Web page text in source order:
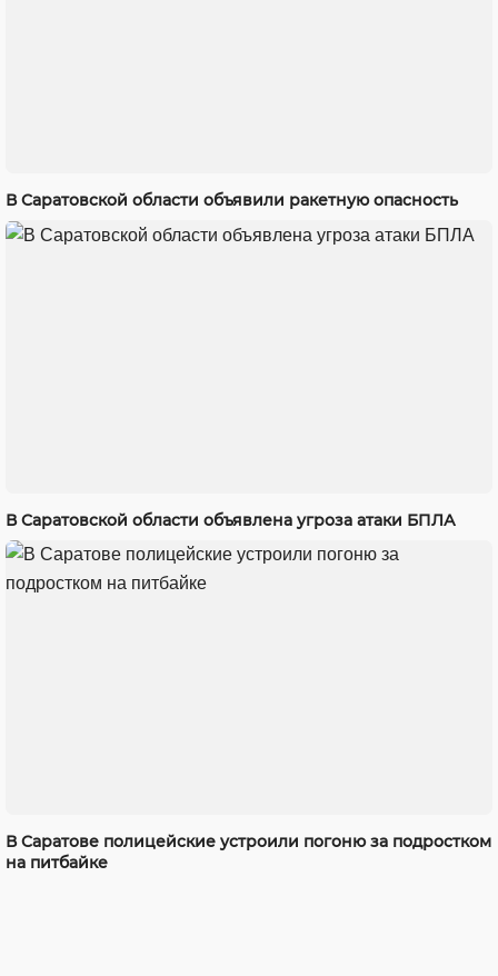
В Саратовской области объявили ракетную опасность
В Саратовской области объявлена угроза атаки БПЛА
В Саратове полицейские устроили погоню за подростком
на питбайке